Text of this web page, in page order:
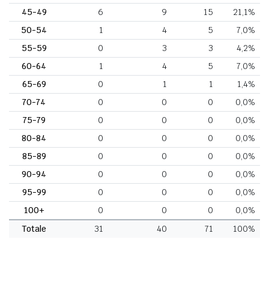
45-49
6 9 15
21,1%
50-54
1 4 5
7,0%
55-59
0 3 3
4,2%
60-64
1 4 5
7,0%
65-69
0 1 1
1,4%
70-74
0 0 0
0,0%
75-79
0 0 0
0,0%
80-84
0 0 0
0,0%
85-89
0 0 0
0,0%
90-94
0 0 0
0,0%
95-99
0 0 0
0,0%
100+
0 0 0
0,0%
Totale
31 40 71 100%